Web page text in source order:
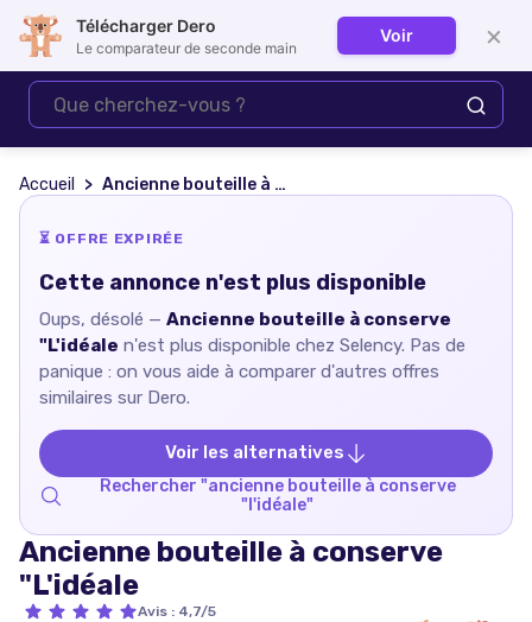
Se connecter
Accueil Ancienne bouteille à conserve "L'idéale
⏳ OFFRE EXPIRÉE
Cette annonce n'est plus disponible
Oups, désolé — Ancienne bouteille à conserve
"L'idéale n'est plus disponible chez Selency. Pas de
panique : on vous aide à comparer d'autres offres
similaires sur Dero.
Voir les alternatives
Rechercher "ancienne bouteille à conserve
"l'idéale"
Ancienne bouteille à conserve
"L'idéale
Avis : 4,7/5
Télécharger Dero
Le comparateur de seconde main
Voir ×